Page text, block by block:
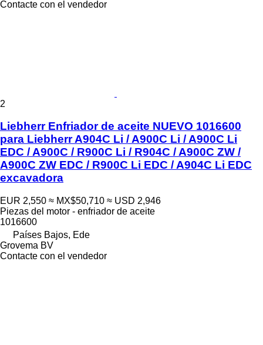
Contacte con el vendedor
2
Liebherr Enfriador de aceite NUEVO 1016600
para Liebherr A904C Li / A900C Li / A900C Li
EDC / A900C / R900C Li / R904C / A900C ZW /
A900C ZW EDC / R900C Li EDC / A904C Li EDC
excavadora
EUR 2,550 ≈ MX$50,710 ≈ USD 2,946
Piezas del motor - enfriador de aceite
1016600
Países Bajos, Ede
Grovema BV
Contacte con el vendedor